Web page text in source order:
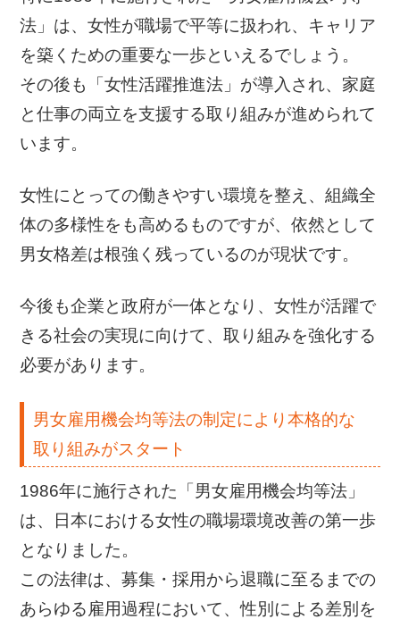
法」は、女性が職場で平等に扱われ、キャリア
を築くための重要な一歩といえるでしょう。
その後も「女性活躍推進法」が導入され、家庭
と仕事の両立を支援する取り組みが進められて
います。
女性にとっての働きやすい環境を整え、組織全
体の多様性をも高めるものですが、依然として
男女格差は根強く残っているのが現状です。
今後も企業と政府が一体となり、女性が活躍で
きる社会の実現に向けて、取り組みを強化する
必要があります。
男女雇用機会均等法の制定により本格的な
取り組みがスタート
1986年に施行された「男女雇用機会均等法」
は、日本における女性の職場環境改善の第一歩
となりました。
この法律は、募集・採用から退職に至るまでの
あらゆる雇用過程において、性別による差別を